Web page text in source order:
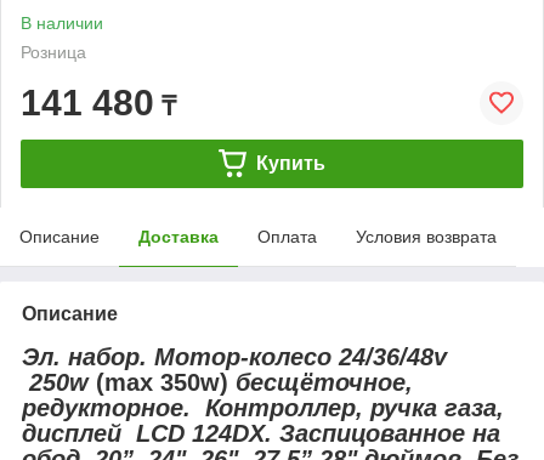
В наличии
Розница
141 480 ₸
Купить
Описание Доставка Оплата Условия возврата
Описание
Эл. набор. Мотор-колесо 24/36/48v
250w (max 350w) бесщёточное,
редукторное. Контроллер, ручка газа,
дисплей LCD 124DX. Заспицованное на